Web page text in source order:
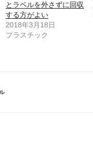
とラベルを外さずに回収
する方がよい
2018年3月18日
プラスチック